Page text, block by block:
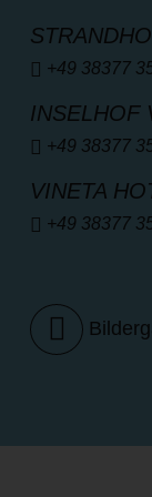
+49 38377
INSELHOF
+49 38377
VINETA
+49 38377